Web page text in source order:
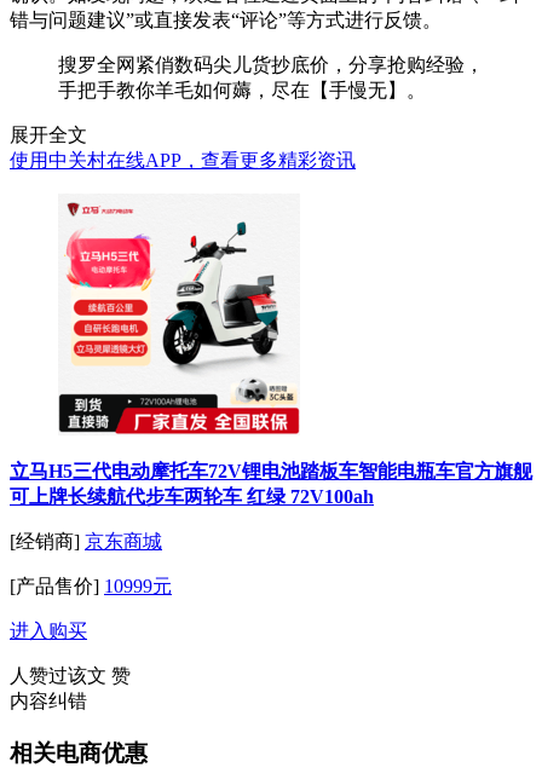
错与问题建议”或直接发表“评论”等方式进行反馈。
搜罗全网紧俏数码尖儿货抄底价，分享抢购经验，
手把手教你羊毛如何薅，尽在【手慢无】。
展开全文
使用中关村在线APP，查看更多精彩资讯
立马H5三代电动摩托车72V锂电池踏板车智能电瓶车官方旗舰
可上牌长续航代步车两轮车 红绿 72V100ah
[经销商] 京东商城
[产品售价] 10999元
进入购买
人赞过该文 赞
内容纠错
相关电商优惠